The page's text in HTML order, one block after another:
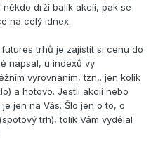
drží balík akcíí, pak se
na celý idnex.
trhů je zajistit si cenu do
napsal, u indexů vy
vyrovnáním, tzn,. jen kolik
a hotovo. Jestli akcii nebo
jen na Vás. Šlo jen o to, o
trh), tolik Vám vydělal